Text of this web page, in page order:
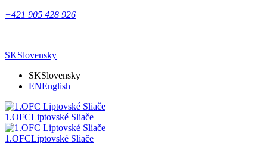
+421 905 428 926
SKSlovensky
SKSlovensky
ENEnglish
1.OFCLiptovské Sliače
1.OFCLiptovské Sliače